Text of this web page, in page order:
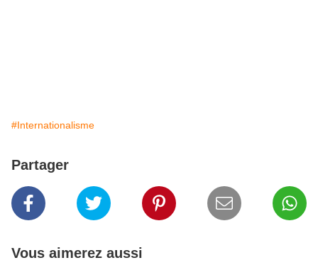
#Internationalisme
Partager
Vous aimerez aussi